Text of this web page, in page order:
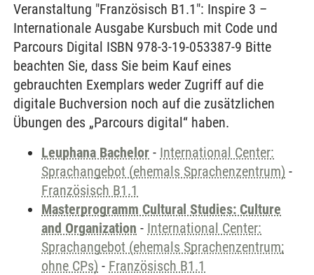
Veranstaltung "Französisch B1.1": Inspire 3 –
Internationale Ausgabe Kursbuch mit Code und
Parcours Digital ISBN 978-3-19-053387-9 Bitte
beachten Sie, dass Sie beim Kauf eines
gebrauchten Exemplars weder Zugriff auf die
digitale Buchversion noch auf die zusätzlichen
Übungen des „Parcours digital“ haben.
Leuphana Bachelor - International Center:
Sprachangebot (ehemals Sprachenzentrum) -
Französisch B1.1
Masterprogramm Cultural Studies: Culture
and Organization - International Center:
Sprachangebot (ehemals Sprachenzentrum;
ohne CPs) - Französisch B1.1